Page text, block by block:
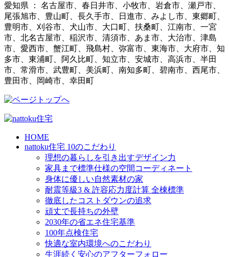
愛知県 ： 名古屋市、春日井市、小牧市、岩倉市、瀬戸市、
尾張旭市、豊山町、長久手市、日進市、みよし市、東郷町、
豊明市、刈谷市、犬山市、大口町、扶桑町、江南市、一宮
市、北名古屋市、稲沢市、清須市、あま市、大治市、津島
市、愛西市、蟹江町、飛島村、弥富市、東海市、大府市、知
多市、東浦町、阿久比町、知立市、安城市、高浜市、半田
市、常滑市、武豊町、美浜町、南知多町、碧南市、西尾市、
豊田市、岡崎市、幸田町
HOME
nattoku住宅 10のこだわり
理想の暮らしを引き出すデザイン力
家具まで標準仕様の空間コーディネート
身体に優しい自然素材の家
耐震等級3 & 許容応力度計算 全棟標準
徹底したコストダウンの追求
頑丈で長持ちの外壁
2030年の省エネ住宅基準
100年点検住宅
快適な室内環境へのこだわり
生涯続く安心のアフターフォロー